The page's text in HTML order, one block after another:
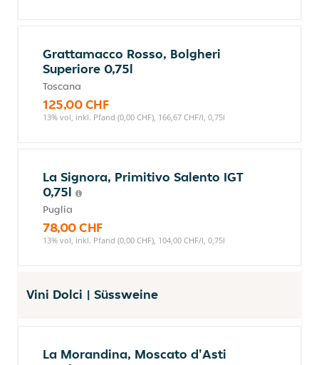
Grattamacco Rosso, Bolgheri
Superiore 0,75l
Toscana
125,00 CHF
13% vol, inkl. Pfand (0,00 CHF), 166,67 CHF/l, 0,75l
La Signora, Primitivo Salento IGT
0,75l
Puglia
78,00 CHF
13% vol, inkl. Pfand (0,00 CHF), 104,00 CHF/l, 0,75l
Vini Dolci | Süssweine
La Morandina, Moscato d'Asti